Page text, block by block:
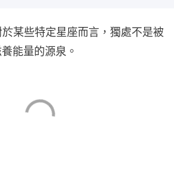
於某些特定星座而言，獨處不是被
能量的源泉。